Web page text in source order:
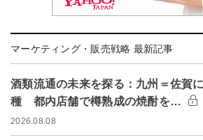
マーケティング・販売戦略 最新記事
酒類流通の未来を探る：九州＝佐賀
種 都内店舗で樽熟成の焼酎を…
2026.08.08